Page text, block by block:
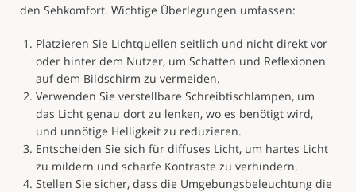
den Sehkomfort. Wichtige Überlegungen umfassen:
Platzieren Sie Lichtquellen seitlich und nicht direkt vor
oder hinter dem Nutzer, um Schatten und Reflexionen
auf dem Bildschirm zu vermeiden.
Verwenden Sie verstellbare Schreibtischlampen, um
das Licht genau dort zu lenken, wo es benötigt wird,
und unnötige Helligkeit zu reduzieren.
Entscheiden Sie sich für diffuses Licht, um hartes Licht
zu mildern und scharfe Kontraste zu verhindern.
Stellen Sie sicher, dass die Umgebungsbeleuchtung die